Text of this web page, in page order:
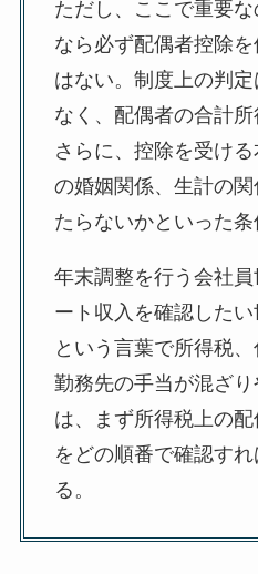
ただし、ここで重要
なら必ず配偶者控除
はない。制度上の判
なく、配偶者の合計所
さらに、控除を受け
の婚姻関係、生計の
たらないかといった条
年末調整を行う会社
ート収入を確認したい
という言葉で所得税、
勤務先の手当が混ざ
は、まず所得税上の
をどの順番で確認す
る。